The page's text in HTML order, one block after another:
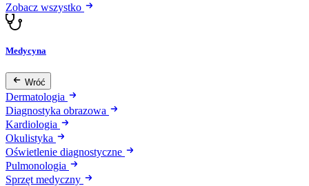
Zobacz wszystko
Medycyna
Wróć
Dermatologia
Diagnostyka obrazowa
Kardiologia
Okulistyka
Oświetlenie diagnostyczne
Pulmonologia
Sprzęt medyczny